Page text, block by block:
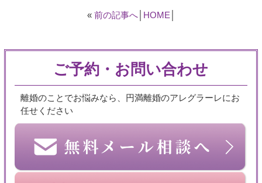
« 前の記事へ│ HOME
ご予約・お問い合わせ
離婚のことでお悩みなら、円満離婚のアレグラーレにお
任せください